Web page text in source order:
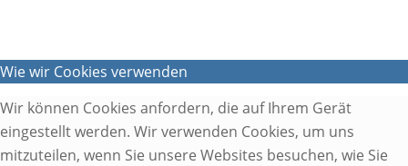
Wie wir Cookies verwenden
Wir können Cookies anfordern, die auf Ihrem Gerät
eingestellt werden. Wir verwenden Cookies, um uns
mitzuteilen, wenn Sie unsere Websites besuchen, wie Sie